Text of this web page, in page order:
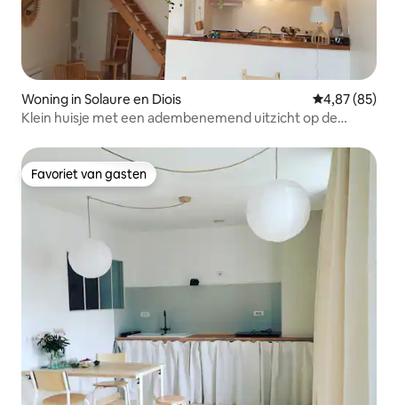
Woning in Solaure en Diois Gemiddelde
4,87 (85)
Klein huisje met een adembenemend uitzicht op de
Favoriet van gasten
Favoriet van gasten